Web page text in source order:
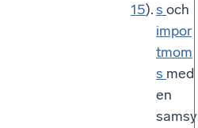
15).s och
impor
tmom
s med
en